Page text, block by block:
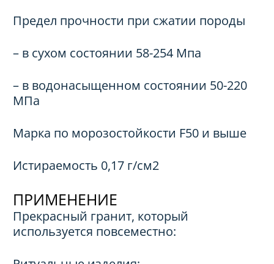
Предел прочности при сжатии породы
– в сухом состоянии 58-254 Мпа
– в водонасыщенном состоянии 50-220
МПа
Марка по морозостойкости F50 и выше
Истираемость 0,17 г/см2
ПРИМЕНЕНИЕ
Прекрасный гранит, который
используется повсеместно: